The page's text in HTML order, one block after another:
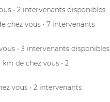
• 2 intervenants disponibles
chez vous • 7 intervenants
• 3 intervenants disponibles
km de chez vous • 2
vous • 2 intervenants